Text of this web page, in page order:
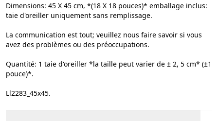
Dimensions: 45 X 45 cm, *(18 X 18 pouces)* emballage inclus:
taie d'oreiller uniquement sans remplissage.
La communication est tout; veuillez nous faire savoir si vous
avez des problèmes ou des préoccupations.
Quantité: 1 taie d'oreiller *la taille peut varier de ± 2, 5 cm* (±1
pouce)*.
Ll2283_45x45.